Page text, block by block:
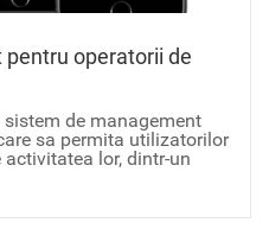
operatorii de
de management
sa permita utilizatorilor
lor, dintr-un